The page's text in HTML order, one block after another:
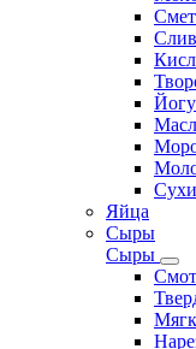
Яйца
Сыры
Сыры